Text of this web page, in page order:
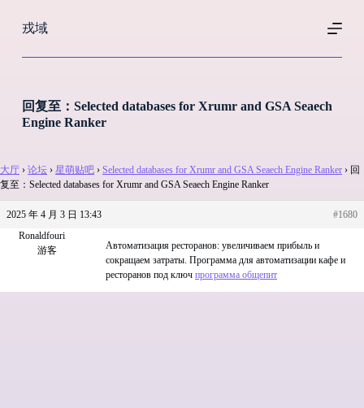
过
戎域
回复至：Selected databases for Xrumr and GSA Seaech
Engine Ranker
大厅 › 论坛 › 星萌贴吧 › Selected databases for Xrumr and GSA Seaech Engine Ranker › 回
复至：Selected databases for Xrumr and GSA Seaech Engine Ranker
2025 年 4 月 3 日 13:43
#1680
Ronaldfouri
游客
Автоматизация ресторанов: увеличиваем прибыль и
сокращаем затраты. Программа для автоматизации кафе и
ресторанов под ключ программа общепит